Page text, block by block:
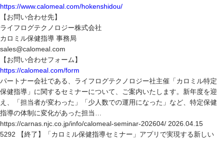
https://www.calomeal.com/hokenshidou/
【お問い合わせ先】
ライフログテクノロジー株式会社
カロミル保健指導 事務局
sales@calomeal.com
【お問い合わせフォーム】
https://calomeal.com/form
パートナー会社である、ライフログテクノロジー社主催「カロミル特定
保健指導」に関するセミナーについて、ご案内いたします。新年度を迎
え、「担当者が変わった」「少人数での運用になった」など、特定保健
指導の体制に変化があった担当…
https://carnas.njc.co.jp/info/calomeal-seminar-202604/ 2026.04.15
5292 【終了】「カロミル保健指導セミナー」アプリで実現する新しい